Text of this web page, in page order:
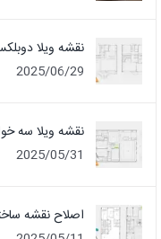
نقشه ویلا دوبلکس کلاسیک
2025/06/29
نقشه ویلا سه
2025/05/31
اصلاح نقشه